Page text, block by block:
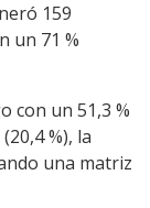
159
un 71 %
con un 51,3 %
%), la
una matriz